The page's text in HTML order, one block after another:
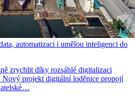
automatizaci i umělou inteligenci do
zrychlit díky rozsáhlé digitalizaci
Nový projekt digitální loděnice propojí